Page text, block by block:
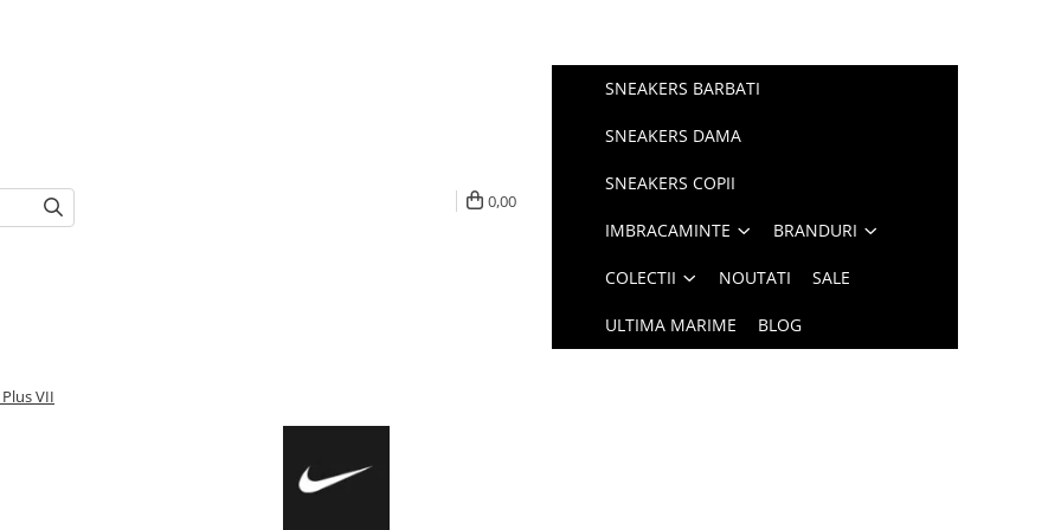
0,00
SNEAKERS BARBATI
SNEAKERS DAMA
SNEAKERS COPII
IMBRACAMINTE BRANDURI
COLECTII NOUTATI SALE
ULTIMA MARIME BLOG
VII